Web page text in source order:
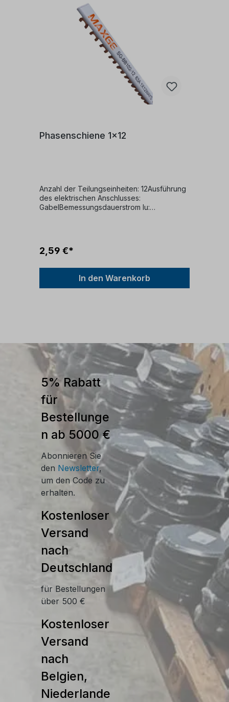
Phasenschiene 1x12
Anzahl der Teilungseinheiten: 12Ausführung
des elektrischen Anschlusses:
GabelBemessungsdauerstrom lu:
2,59 €*
In den Warenkorb
5% Rabatt
für
Bestellunge
n ab 5000 €
Abonnieren Sie
den Newsletter,
um den Code zu
erhalten.
Kostenloser
Versand
nach
Deutschland
für Bestellungen
über 500 €
Kostenloser
Versand
nach
Belgien,
Niederlande